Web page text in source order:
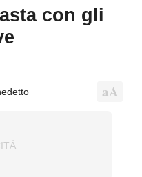
con gli